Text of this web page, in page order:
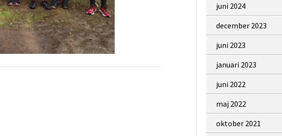
juni 2024
december 2023
juni 2023
januari 2023
juni 2022
maj 2022
oktober 2021